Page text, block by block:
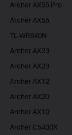
Archer AX55 Pro
Archer AX55
TL-WR840N
Archer AX23
Archer AX23
Archer AX12
Archer AX20
Archer AX10
Archer C5400X